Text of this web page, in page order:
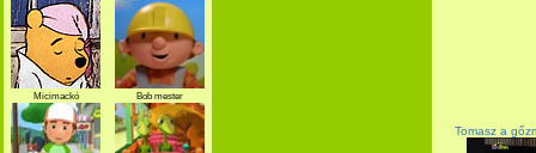
Tomasz a
Micimackó Bob mester